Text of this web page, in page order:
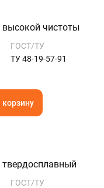
чистоты
ГОСТ/ТУ
ТУ 48-19-57-91
корзину
ГОСТ/ТУ